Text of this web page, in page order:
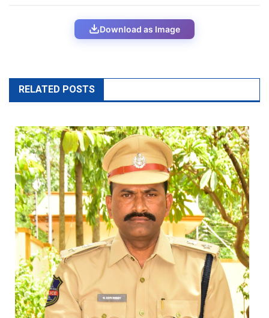
Download as Image
RELATED POSTS